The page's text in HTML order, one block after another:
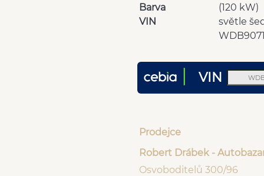
(120 kW)
Barva
světle
VIN
VIN
Prodejce
Robert Drábek -
Osvoboditelů 300/96